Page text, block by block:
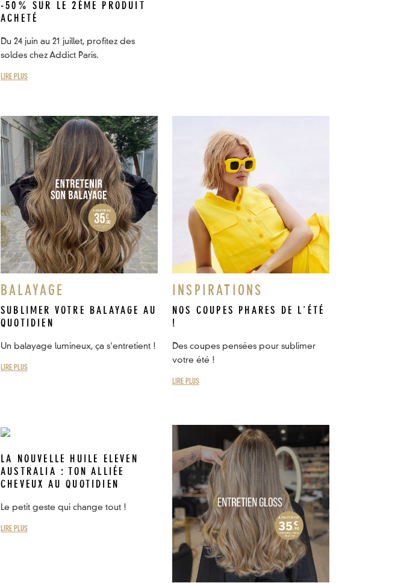
-50% SUR LE 2ÈME PRODUIT
ACHETÉ
Du 24 juin au 21 juillet, profitez des
soldes chez Addict Paris.
LIRE PLUS
BALAYAGE
SUBLIMER VOTRE BALAYAGE AU
QUOTIDIEN
Un balayage lumineux, ça s'entretient !
LIRE PLUS
INSPIRATIONS
NOS COUPES PHARES DE L'ÉTÉ
!
Des coupes pensées pour sublimer
votre été !
LIRE PLUS
LA NOUVELLE HUILE ELEVEN
AUSTRALIA : TON ALLIÉE
CHEVEUX AU QUOTIDIEN
Le petit geste qui change tout !
LIRE PLUS